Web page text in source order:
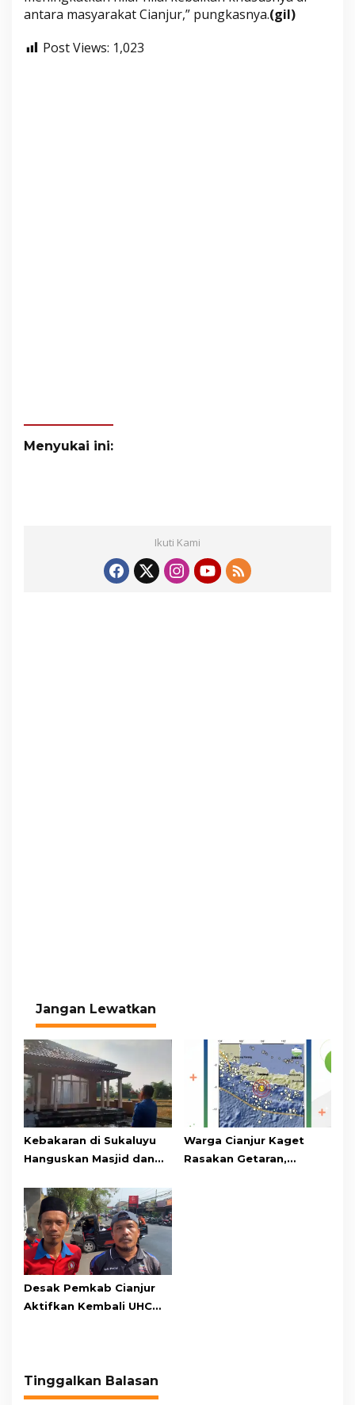
antara masyarakat Cianjur,” pungkasnya.(gil)
Post Views: 1,023
Menyukai ini:
Ikuti Kami
Jangan Lewatkan
Kebakaran di Sukaluyu
Hanguskan Masjid dan
Warga Cianjur Kaget
Rasakan Getaran,
Desak Pemkab Cianjur
Aktifkan Kembali UHC
Tinggalkan Balasan